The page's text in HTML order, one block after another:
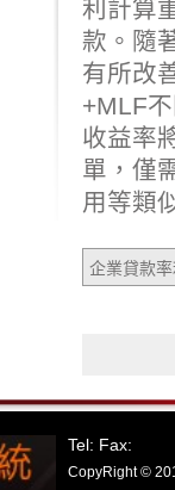
利 計算
款。隨
有所改
+MLF
收益率
單，僅
用等類
企業貸款
Tel: Fax:
CopyRight ©